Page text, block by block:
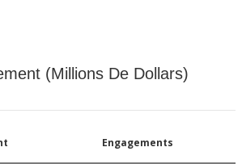
(Millions De Dollars)
Engagements